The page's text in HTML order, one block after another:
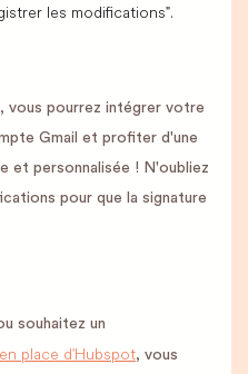
les modifications".
vous pourrez intégrer votre
Gmail et profiter d'une
et personnalisée ! N'oubliez
pour que la signature
souhaitez un
place d'Hubspot, vous